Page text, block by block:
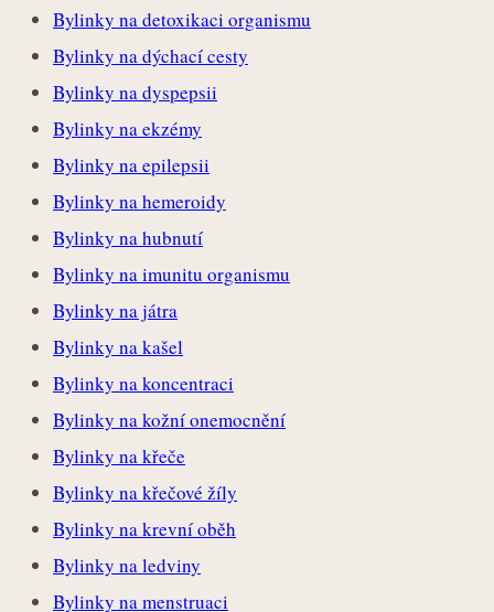
Bylinky na detoxikaci organismu
Bylinky na dýchací cesty
Bylinky na dyspepsii
Bylinky na ekzémy
Bylinky na epilepsii
Bylinky na hemeroidy
Bylinky na hubnutí
Bylinky na imunitu organismu
Bylinky na játra
Bylinky na kašel
Bylinky na koncentraci
Bylinky na kožní onemocnění
Bylinky na křeče
Bylinky na křečové žíly
Bylinky na krevní oběh
Bylinky na ledviny
Bylinky na menstruaci